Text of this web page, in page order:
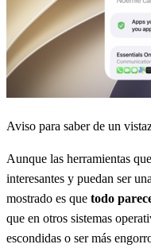
Aviso para saber de un
Aunque las herramientas
interesantes y puedan ser
mostrado es que todo
que en otros sistemas
escondidas o ser más